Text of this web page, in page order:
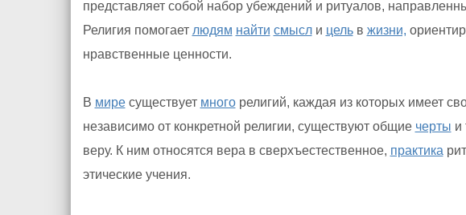
представляет собой набор убеждений и ритуалов,
Религия помогает людям найти смысли цельв жизни,
нравственные ценности.
В миресуществует многорелигий, каждая из которых имеет
независимо от конкретной религии, существуют общие черты и
веру. К ним относятся вера в сверхъестественное, практика
этические учения.